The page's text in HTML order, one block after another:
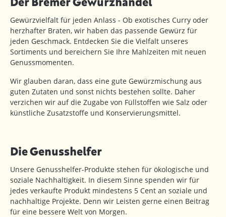
Gewürzvielfalt für jeden Anlass - Ob exotisches Curry oder
herzhafter Braten, wir haben das passende Gewürz für
jeden Geschmack. Entdecken Sie die Vielfalt unseres
Sortiments und bereichern Sie Ihre Mahlzeiten mit neuen
Genussmomenten.
Wir glauben daran, dass eine gute Gewürzmischung aus
guten Zutaten und sonst nichts bestehen sollte. Daher
verzichen wir auf die Zugabe von Füllstoffen wie Salz oder
künstliche Zusatzstoffe und Konservierungsmittel.
Die Genusshelfer
Unsere Genusshelfer-Produkte stehen für ökologische und
soziale Nachhaltigkeit. In diesem Sinne spenden wir für
jedes verkaufte Produkt mindestens 5 Cent an soziale und
nachhaltige Projekte. Denn wir Leisten gerne einen Beitrag
für eine bessere Welt von Morgen.